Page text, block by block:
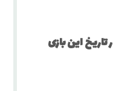
این بازی